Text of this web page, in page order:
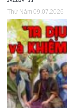
Thứ Năm 09.07.2026